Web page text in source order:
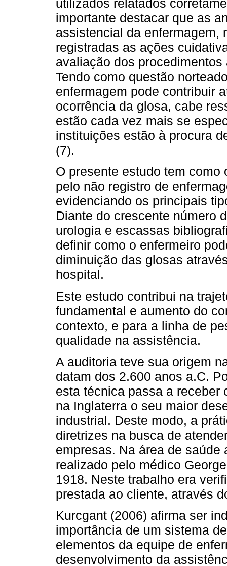
utilizados relatados
importante destacar que as
assistencial da enfermagem,
registradas as ações
avaliação dos
Tendo como questão
enfermagem pode contribuir
ocorrência da glosa, cabe
estão cada vez mais se
instituições estão à procura
(7).
O presente estudo tem
pelo não registro de
evidenciando os principais
Diante do crescente número
urologia e escassas
definir como o enfermeiro
diminuição das glosas
hospital.
Este estudo contribui na
fundamental e aumento do
contexto, e para a linha de
qualidade na assistência.
A auditoria teve sua origem
datam dos 2.600 anos a.C.
esta técnica passa a receber
na Inglaterra o seu maior
industrial. Deste modo, a
diretrizes na busca de
empresas. Na área de
realizado pelo médico
1918. Neste trabalho era
prestada ao cliente, através
Kurcgant (2006) afirma ser
importância de um sistema
elementos da equipe de
desenvolvimento da